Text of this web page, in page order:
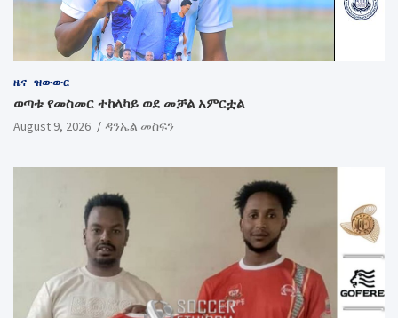
ዜና ዝውውር
ወጣቱ የመስመር ተከላካይ ወደ መቻል አምርቷል
August 9, 2026 ዳንኤል መስፍን